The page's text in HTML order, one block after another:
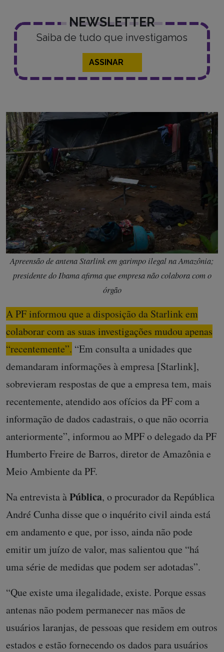
NEWSLETTER
Saiba de tudo que investigamos
ASSINAR
Apreensão de antena Starlink em garimpo ilegal na Amazônia;
presidente do Ibama afirma que empresa não colabora com o
órgão
A PF informou que a disposição da Starlink em
colaborar com as suas investigações mudou apenas
“recentemente”. “Em consulta a unidades que
demandaram informações à empresa [Starlink],
sobrevieram respostas de que a empresa tem, mais
recentemente, atendido aos ofícios da PF com a
informação de dados cadastrais, o que não ocorria
anteriormente”, informou ao MPF o delegado da PF
Humberto Freire de Barros, diretor de Amazônia e
Meio Ambiente da PF.
Na entrevista àPública, o procurador da República
André Cunha disse que o inquérito civil ainda está
em andamento e que, por isso, ainda não pode
emitir um juízo de valor, mas salientou que “há
uma série de medidas que podem ser adotadas”.
“Que existe uma ilegalidade, existe. Porque essas
antenas não podem permanecer nas mãos de
usuários laranjas, de pessoas que residem em outros
estados e estão fornecendo os dados para usuários